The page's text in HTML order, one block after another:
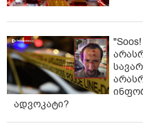
ადვოკატი?